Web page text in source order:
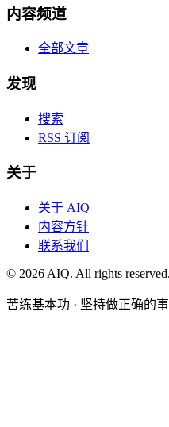
内容频道
全部文章
发现
搜索
RSS 订阅
关于
关于 AIQ
内容方针
联系我们
© 2026 AIQ. All rights reserved.
苦练基本功 · 坚持做正确的